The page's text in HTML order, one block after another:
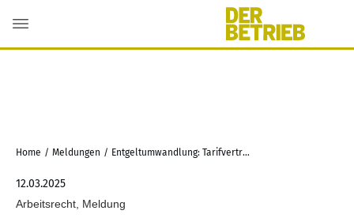
Home / Meldungen / Entgeltumwandlung: Tarifvertrag kann Arbeitgeberzuschuss ausschließen
12.03.2025
Arbeitsrecht, Meldung